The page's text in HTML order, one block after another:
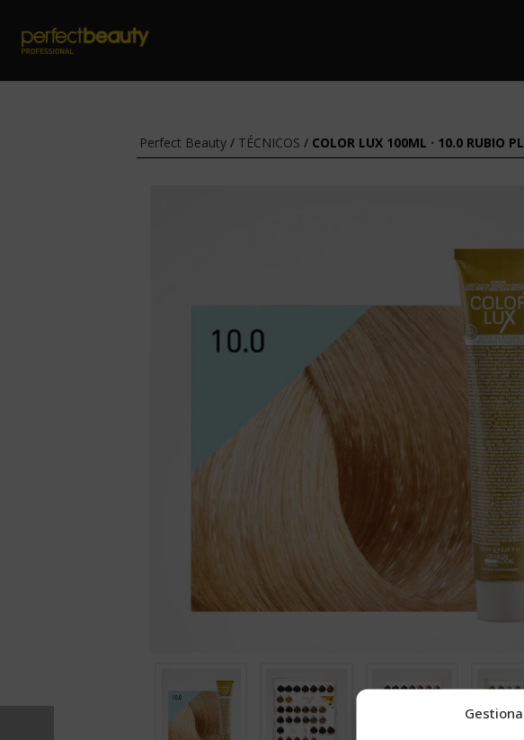
Perfect Beauty / TÉCNICOS / COLOR LUX 100ML · 10.0 RUBIO